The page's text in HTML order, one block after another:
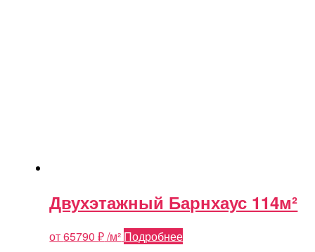
Двухэтажный Барнхаус 114м²
от65790₽/м² Подробнее